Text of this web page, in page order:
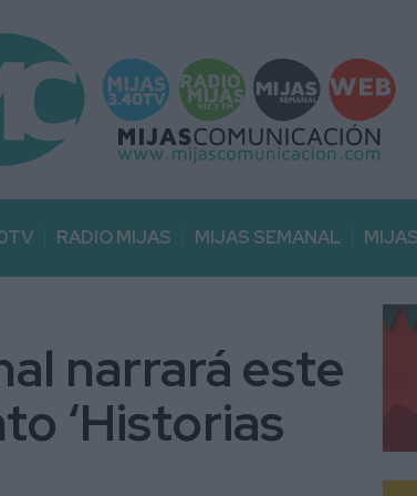
RADIO MIJAS MIJAS SEMANAL
narrará este
‘Historias